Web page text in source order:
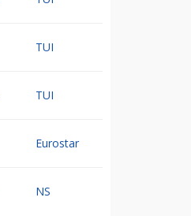
TUI
TUI
Eurostar
NS